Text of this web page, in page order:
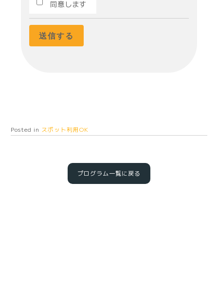
同意します
Posted in スポット利用OK
プログラム一覧に戻る